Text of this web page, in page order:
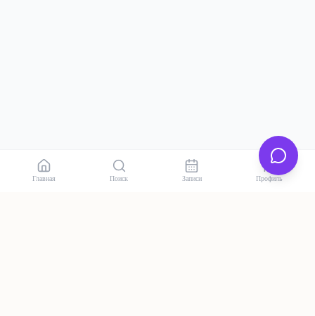
Главная Поиск Записи Профиль